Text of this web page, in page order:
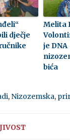
dječje
Melita
je DNA
bića
, Nizozemska,